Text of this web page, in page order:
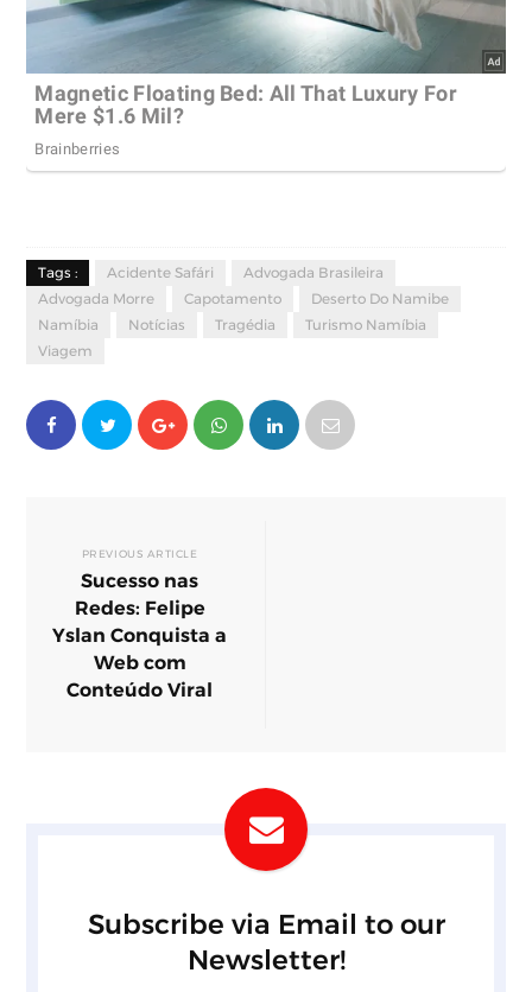
Tags : Acidente Safári
Advogada Brasileira
Advogada Morre
Capotamento
Deserto Do Namibe
Namíbia
Notícias Tragédia
Turismo Namíbia
Viagem
PREVIOUS ARTICLE
Sucesso nas
Redes: Felipe
Yslan Conquista a
Web com
Conteúdo Viral
Subscribe via Email to our
Newsletter!